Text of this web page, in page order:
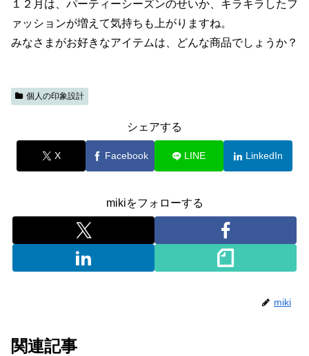
１２月は、パーティーシーズンのせいか、キラキラしたフ
ァッションが増えて気持ちも上がりますね。
みなさまがお好きなアイテムは、どんな商品でしょうか？
個人の印象設計
シェアする
X Facebook LINE LinkedIn
mikiをフォローする
miki
関連記事